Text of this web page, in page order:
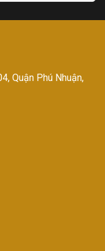
Quận Phú Nhuận,